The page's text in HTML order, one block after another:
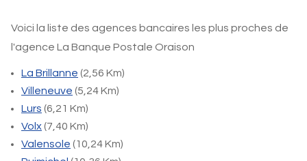
Voici la liste des agences bancaires les plus proches de
l'agence La Banque Postale Oraison
La Brillanne (2,56 Km)
Villeneuve (5,24 Km)
Lurs (6,21 Km)
Volx(7,40 Km)
Valensole (10,24 Km)